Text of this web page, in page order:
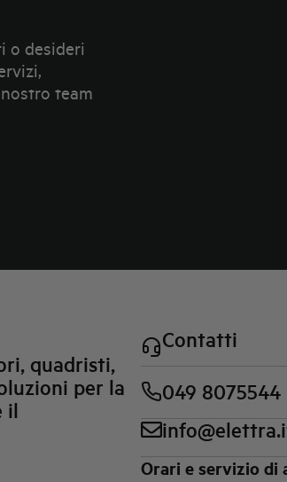
o desideri
team
quadristi,
per la
il
Contatti
049 8075544
Orari e servizio di